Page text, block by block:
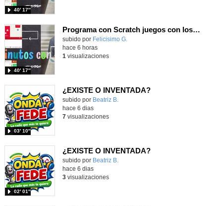
40′ 17″
Programa con Scratch juegos con los partidos del mundial 2026 ganados por España
Contenido educativo.
subido por Felicisimo G.
40′ 17″
hace 6 horas
1 visualizaciones
¿EXISTE O INVENTADA?
Contenido educativo.
subido por Beatriz B.
03′ 10″
hace 6 dias
7visualizaciones
¿EXISTE O INVENTADA?
Contenido educativo.
subido por Beatriz B.
02′ 01″
hace 6 dias
3visualizaciones